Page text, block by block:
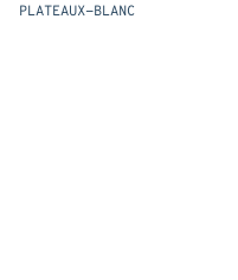
PLATEAUX-BLANC